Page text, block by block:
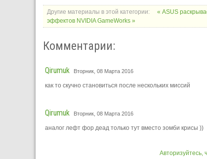
Другие материалы в этой категории: « ASUS
эффектов NVIDIA GameWorks »
Комментарии:
Qirumuk Вторник, 08 Марта 2016
как то скучно становиться после нескольких миссий
Qirumuk Вторник, 08 Марта 2016
аналог лефт фор деад только тут вместо зомби крисы ))
Авторизуйтесь,